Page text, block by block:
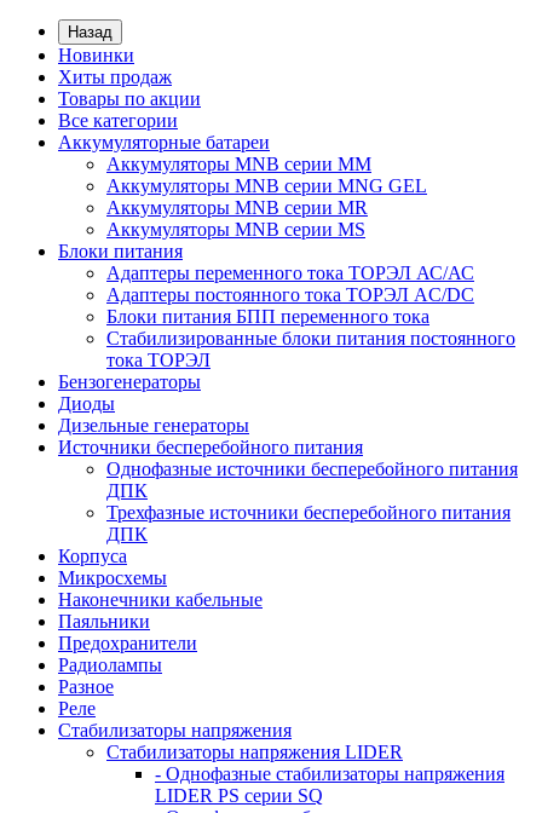
Назад
Новинки
Хиты продаж
Товары по акции
Все категории
Аккумуляторные батареи
Аккумуляторы MNB серии MM
Аккумуляторы MNB серии MNG GEL
Аккумуляторы MNB серии MR
Аккумуляторы MNB серии MS
Блоки питания
Адаптеры переменного тока ТОРЭЛ АС/АС
Адаптеры постоянного тока ТОРЭЛ AC/DC
Блоки питания БПП переменного тока
Стабилизированные блоки питания постоянного
тока ТОРЭЛ
Бензогенераторы
Диоды
Дизельные генераторы
Источники бесперебойного питания
Однофазные источники бесперебойного питания
ДПК
Трехфазные источники бесперебойного питания
ДПК
Корпуса
Микросхемы
Наконечники кабельные
Паяльники
Предохранители
Радиолампы
Разное
Реле
Стабилизаторы напряжения
Стабилизаторы напряжения LIDER
- Однофазные стабилизаторы напряжения
LIDER PS серии SQ